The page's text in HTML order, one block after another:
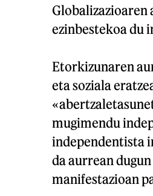
Globalizazioaren
ezinbestekoa du
Etorkizunaren
eta soziala
mugimendu
independentista
da aurrean
manifestazioan